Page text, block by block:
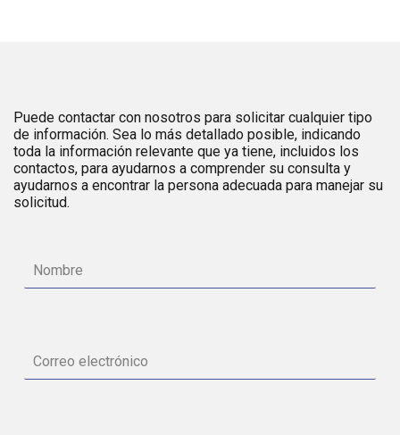
Puede contactar con nosotros para solicitar cualquier tipo
de información. Sea lo más detallado posible, indicando
toda la información relevante que ya tiene, incluidos los
contactos, para ayudarnos a comprender su consulta y
ayudarnos a encontrar la persona adecuada para manejar su
solicitud.